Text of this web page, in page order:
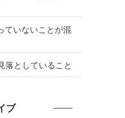
ていないことが混
落としていること
ブ